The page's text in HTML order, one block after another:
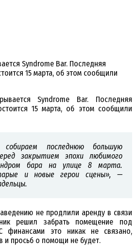
Syndrome Bar. Последняя
15 марта, об этом сообщили
Syndrome Bar. Последняя
15 марта, об этом сообщили
последнюю большую
закрытием эпохи любимого
бара на улице 8 марта.
и новые герои сцены», —
не продлили аренду в связи
решил забрать помещение под
финансами это никак не связано,
и просьб о помощи не будет.